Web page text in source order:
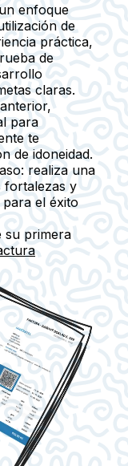
enfoque
de
práctica,
de
claras.
para
te
de idoneidad.
realiza una
fortalezas y
para el éxito
su primera